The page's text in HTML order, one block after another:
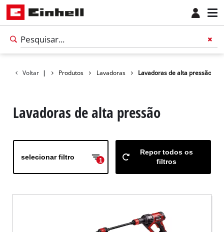
Voltar | Produtos Lavadoras Lavadoras de alta pressão
Lavadoras de alta pressão
selecionar filtro 1
Repor todos os
filtros